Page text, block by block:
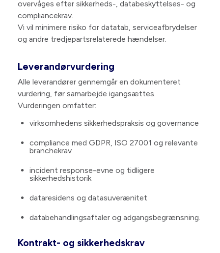
overvåges efter sikkerheds-, databeskyttelses- og
compliancekrav.
Vi vil minimere risiko for datatab, serviceafbrydelser
og andre tredjepartsrelaterede hændelser.
Leverandørvurdering
Alle leverandører gennemgår en dokumenteret
vurdering, før samarbejde igangsættes.
Vurderingen omfatter:
virksomhedens sikkerhedspraksis og governance
compliance med GDPR, ISO 27001 og relevante
branchekrav
incident response-evne og tidligere
sikkerhedshistorik
dataresidens og datasuverænitet
databehandlingsaftaler og adgangsbegrænsning.
Kontrakt- og sikkerhedskrav